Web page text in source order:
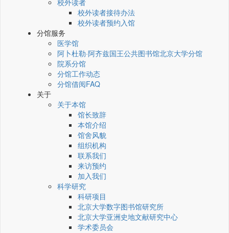
校外读者
校外读者接待办法
校外读者预约入馆
分馆服务
医学馆
阿卜杜勒·阿齐兹国王公共图书馆北京大学分馆
院系分馆
分馆工作动态
分馆借阅FAQ
关于
关于本馆
馆长致辞
本馆介绍
馆舍风貌
组织机构
联系我们
来访预约
加入我们
科学研究
科研项目
北京大学数字图书馆研究所
北京大学亚洲史地文献研究中心
学术委员会